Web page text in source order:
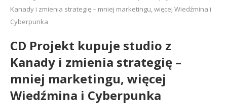
Kanady i zmienia strategię – mniej marketingu, więcej Wiedźmina i
Cyberpunka
CD Projekt kupuje studio z
Kanady i zmienia strategię –
mniej marketingu, więcej
Wiedźmina i Cyberpunka